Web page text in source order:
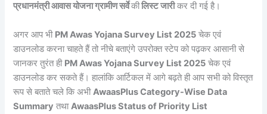
प्रधानमंत्री आवास योजना ग्रामीण सर्वेकीलिस्ट जारीकर दी गई है।
अगर आप भी PM Awas Yojana Survey List 2025 चेक एवं
डाउनलोड करना चाहते हैं तो नीचे बताएंगे उपरोक्त स्टेप को पढ़कर आसानी से
जानकर तुरंत ही PM Awas Yojana Survey List 2025 चेक एवं
डाउनलोड कर सकते हैं। हालांकि आर्टिकल में आगे बढ़ते ही आप सभी को विस्तृत
रूप से बताते चले कि अभीAwaasPlus Category-Wise Data
Summary तथाAwaasPlus Status of Priority List